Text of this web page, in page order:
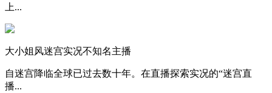
上...
大小姐风迷宫实况不知名主播
自迷宫降临全球已过去数十年。在直播探索实况的“迷宫直
播...